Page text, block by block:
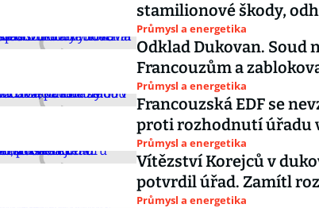
stamilionové škody,
Průmysl a energetika
Odklad Dukovan. Soud
Francouzům a
Průmysl a energetika
Francouzská EDF se
proti rozhodnutí úřadu
Průmysl a energetika
Vítězství Korejců v
potvrdil úřad. Zamítl
Průmysl a energetika